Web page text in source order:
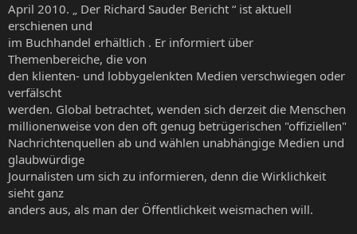
April 2010. „ Der Richard Sauder Bericht “ ist aktuell
erschienen und
im Buchhandel erhältlich . Er informiert über
Themenbereiche, die von
den klienten- und lobbygelenkten Medien verschwiegen oder
verfälscht
werden. Global betrachtet, wenden sich derzeit die Menschen
millionenweise von den oft genug betrügerischen "offiziellen"
Nachrichtenquellen ab und wählen unabhängige Medien und
glaubwürdige
Journalisten um sich zu informieren, denn die Wirklichkeit
sieht ganz
anders aus, als man der Öffentlichkeit weismachen will.